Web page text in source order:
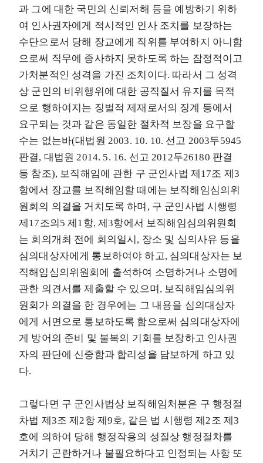
과 그에 대한 국민의 신뢰저해 등을 예방하기 위하
여 인사권자에게 적시적인 인사 조치를 보장하는
수단으로서 당해 장교에게 직위를 부여하지 아니함
으로써 직무에 종사하지 못하도록 하는 잠정적이고
가처분적인 성격을 가진 조치이다. 따라서 그 성격
상 군인의 비위행위에 대한 공직질서 유지를 목적
으로 행하여지는 징벌적 제재로서의 징계 등에서
요구되는 것과 같은 동일한 절차적 보장을 요구할
수는 없는바(대법원 2003. 10. 10. 선고 2003두5945
판결, 대법원 2014. 5. 16. 선고 2012두26180 판결
등 참조), 보직해임에 관한 구 군인사법 제17조 제3
항에서 장교를 보직해임할 때에는 보직해임심의위
원회의 의결을 거치도록 하며, 구 군인사법 시행령
제17조의5 제1항, 제3항에서 보직해임심의위원회
는 회의개최 전에 회의일시, 장소 및 심의사유 등을
심의대상자에게 통보하여야 하고, 심의대상자는 보
직해임심의위원회에 출석하여 소명하거나 소명에
관한 의견서를 제출할 수 있으며, 보직해임심의위
원회가 의결을 한 경우에는 그 내용을 심의대상자
에게 서면으로 통보하도록 함으로써 심의대상자에
게 방어의 준비 및 불복의 기회를 보장하고 인사권
자의 판단에 신중함과 합리성을 담보하게 하고 있
다.
그렇다면 구 군인사법상 보직해임처분은 구 행정절
차법 제3조 제2항 제9호, 같은 법 시행령 제2조 제3
호에 의하여 당해 행정작용의 성질상 행정절차를
거치기 곤란하거나 불필요하다고 인정되는 사항 또